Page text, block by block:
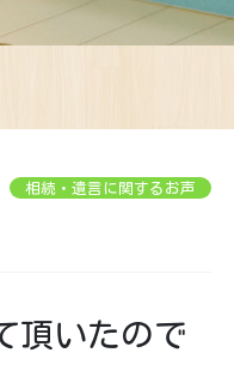
相続・遺言に関するお声
頂いたので